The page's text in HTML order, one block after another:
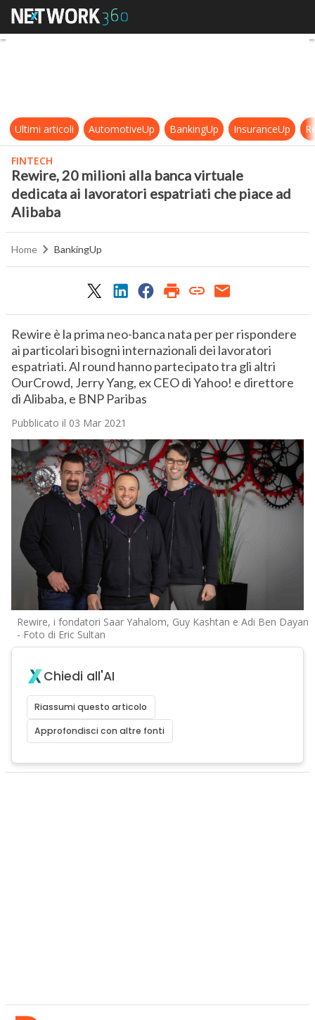
Rewire, 20 milioni alla banca
Ultimi articoli AutomotiveUp BankingUp InsuranceUp
FINTECH
Rewire, 20 milioni alla banca virtuale
dedicata ai lavoratori espatriati che piace ad
Alibaba
Home BankingUp
Rewire è la prima neo-banca nata per per rispondere
ai particolari bisogni internazionali dei lavoratori
espatriati. Al round hanno partecipato tra gli altri
OurCrowd, Jerry Yang, ex CEO di Yahoo! e direttore
di Alibaba, e BNP Paribas
Pubblicato il 03 Mar 2021
Rewire, i fondatori Saar Yahalom, Guy Kashtan e Adi Ben Dayan
- Foto di Eric Sultan
Chiedi all'AI
Riassumi questo articolo
Approfondisci con altre fonti